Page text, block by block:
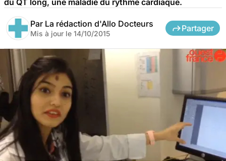
Par La rédaction d'Allo Docteurs
Mis à jour le 14/10/2015
Partager